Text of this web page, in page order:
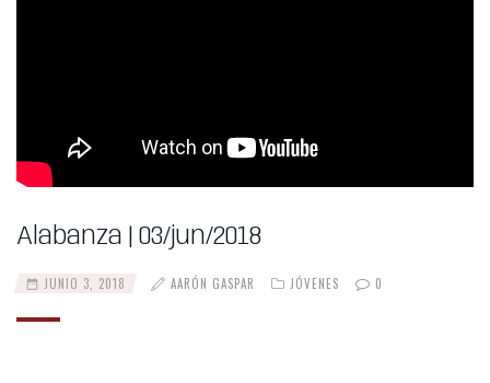
Alabanza | 03/jun/2018
JUNIO 3, 2018 AARÓN GASPAR JÓVENES 0